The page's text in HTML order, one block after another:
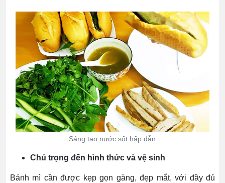
Sáng tạo nước sốt hấp dẫn
Chú trọng đến hình thức và vệ sinh
Bánh mì cần được kẹp gọn gàng, đẹp mắt, với đầy đủ